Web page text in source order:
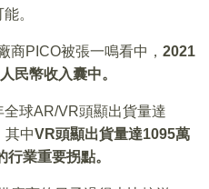
。
商PICO被張一鳴看中， 2021
民幣收入囊中。
球AR/VR頭顯出貨量達
其中VR頭顯出貨量達1095萬
業重要拐點。